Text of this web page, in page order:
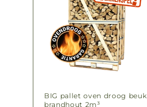
BIG pallet oven droog beuk
brandhout 2m³